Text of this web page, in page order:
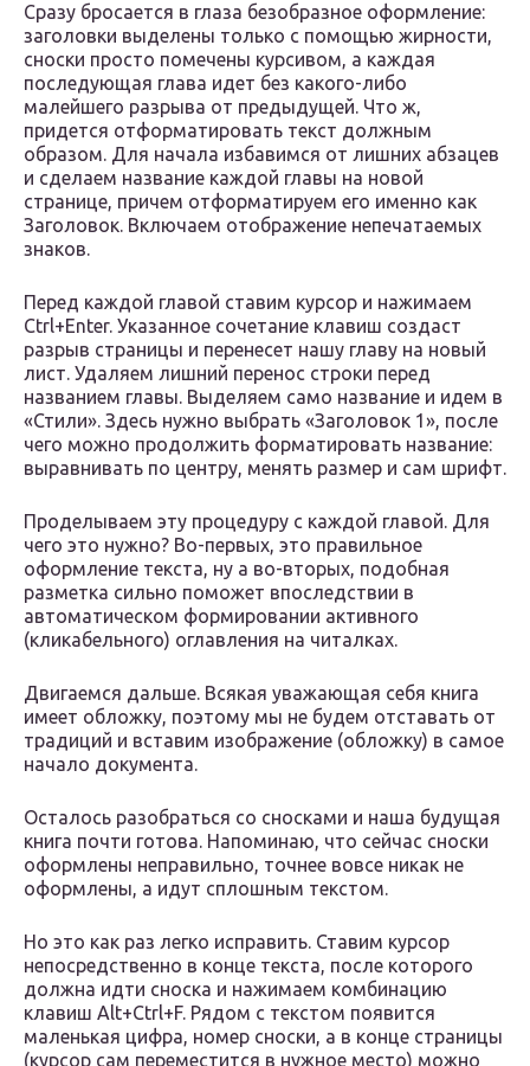
Сразу бросается в глаза безобразное оформление:
заголовки выделены только с помощью жирности,
сноски просто помечены курсивом, а каждая
последующая глава идет без какого-либо
малейшего разрыва от предыдущей. Что ж,
придется отформатировать текст должным
образом. Для начала избавимся от лишних абзацев
и сделаем название каждой главы на новой
странице, причем отформатируем его именно как
Заголовок. Включаем отображение непечатаемых
знаков.
Перед каждой главой ставим курсор и нажимаем
Ctrl+Enter. Указанное сочетание клавиш создаст
разрыв страницы и перенесет нашу главу на новый
лист. Удаляем лишний перенос строки перед
названием главы. Выделяем само название и идем в
«Стили». Здесь нужно выбрать «Заголовок 1», после
чего можно продолжить форматировать название:
выравнивать по центру, менять размер и сам шрифт.
Проделываем эту процедуру с каждой главой. Для
чего это нужно? Во-первых, это правильное
оформление текста, ну а во-вторых, подобная
разметка сильно поможет впоследствии в
автоматическом формировании активного
(кликабельного) оглавления на читалках.
Двигаемся дальше. Всякая уважающая себя книга
имеет обложку, поэтому мы не будем отставать от
традиций и вставим изображение (обложку) в самое
начало документа.
Осталось разобраться со сносками и наша будущая
книга почти готова. Напоминаю, что сейчас сноски
оформлены неправильно, точнее вовсе никак не
оформлены, а идут сплошным текстом.
Но это как раз легко исправить. Ставим курсор
непосредственно в конце текста, после которого
должна идти сноска и нажимаем комбинацию
клавиш Alt+Ctrl+F. Рядом с текстом появится
маленькая цифра, номер сноски, а в конце страницы
(курсор сам переместится в нужное место) можно